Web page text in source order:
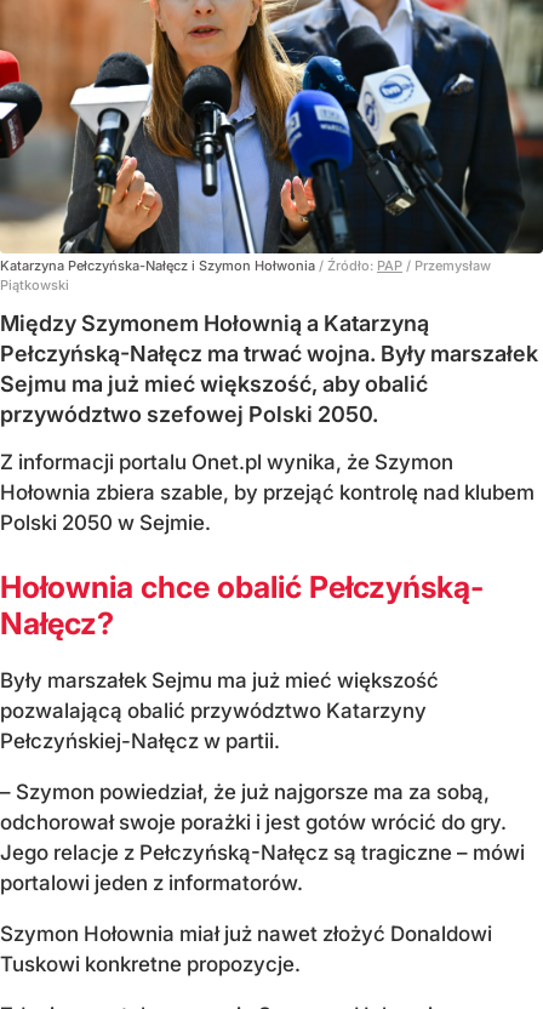
Katarzyna Pełczyńska-Nałęcz i Szymon Hołwonia / Źródło: PAP / Przemysław
Piątkowski
Między Szymonem Hołownią a Katarzyną
Pełczyńską-Nałęcz ma trwać wojna. Były marszałek
Sejmu ma już mieć większość, aby obalić
przywództwo szefowej Polski 2050.
Z informacji portalu Onet.pl wynika, że Szymon
Hołownia zbiera szable, by przejąć kontrolę nad klubem
Polski 2050 w Sejmie.
Hołownia chce obalić Pełczyńską-
Nałęcz?
Były marszałek Sejmu ma już mieć większość
pozwalającą obalić przywództwo Katarzyny
Pełczyńskiej-Nałęcz w partii.
– Szymon powiedział, że już najgorsze ma za sobą,
odchorował swoje porażki i jest gotów wrócić do gry.
Jego relacje z Pełczyńską-Nałęcz są tragiczne – mówi
portalowi jeden z informatorów.
Szymon Hołownia miał już nawet złożyć Donaldowi
Tuskowi konkretne propozycje.